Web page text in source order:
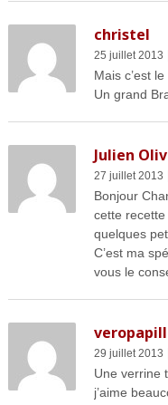
christel
25 juillet 2013
Mais c’est
Un grand
Julien
27 juillet 2013
Bonjour
cette
quelques
C’est ma
vous le
29 juillet 2013
Une verrine
j’aime